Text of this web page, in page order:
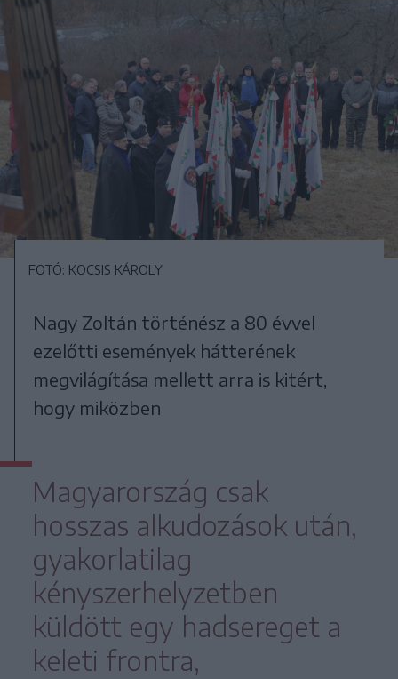
FOTÓ: KOCSIS KÁROLY
Nagy Zoltán történész a 80 évvel
ezelőtti események hátterének
megvilágítása mellett arra is kitért,
hogy miközben
Magyarország csak
hosszas alkudozások után,
gyakorlatilag
kényszerhelyzetben
küldött egy hadsereget a
keleti frontra,